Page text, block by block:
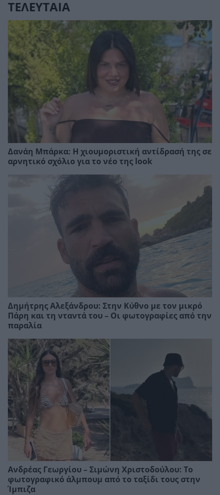
ΤΕΛΕΥΤΑΙΑ
Δανάη Μπάρκα: Η χιουμοριστική αντίδρασή της σε
αρνητικό σχόλιο για το νέο της look
Δημήτρης Αλεξάνδρου: Στην Κύθνο με τον μικρό
Πάρη και τη νταντά του – Οι φωτογραφίες από την
παραλία
Ανδρέας Γεωργίου – Σιμώνη Χριστοδούλου: Το
φωτογραφικό άλμπουμ από το ταξίδι τους στην
Ίμπιζα